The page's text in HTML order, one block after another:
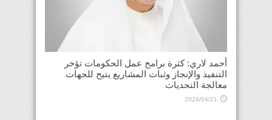
أحمد لاري: كثرة برامح عمل الحكومات تؤخر
التنفيذ والإنجاز وثبات المشاريع يتيح للجهات
معالجة التحديات
2024/04/21